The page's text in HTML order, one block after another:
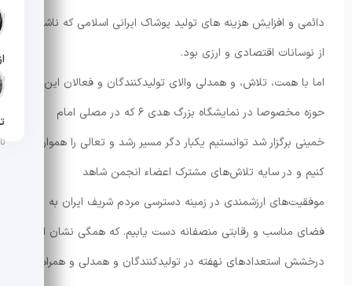
دائمی و افزایش هزینه های تولید پوشاک ایرانی اسلامی که ناشی
از نوسانات اقتصادی و ارزی بود.
اما با همت، تلاش، و همدلی والای تولیدکنندگان و فعالان این
حوزه مخصوصا در نمایشگاه بزرگ هدی ۶ که در مصلی امام
خمینی برگزار شد توانستیم یکبار دگر مسیر رشد و تعالی را هموار تر
کنیم و در سایه تلاش‌های مشترک اعضاء انجمن شاهد
موفقیت‌های ارزشمندی در زمینه‌ دسترسی مردم شریف ایران به یک
فضای مناسب و رقابتی منصفانه دست یابیم. که همگی نشان از
درخشش استعدادهای نهفته در تولیدکنندگان و همدلی و همراهی